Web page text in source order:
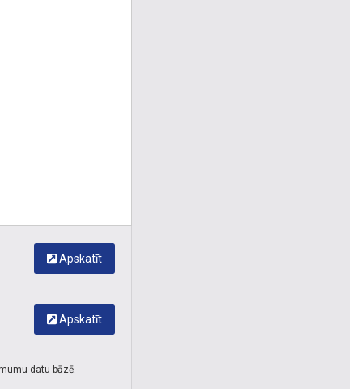
Apskatīt
Apskatīt
datu bāzē.